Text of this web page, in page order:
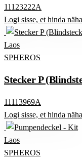
11123222A
Logi sisse, et hinda
Laos
SPHEROS
Stecker P
11113969A
Logi sisse, et hinda
Laos
SPHEROS